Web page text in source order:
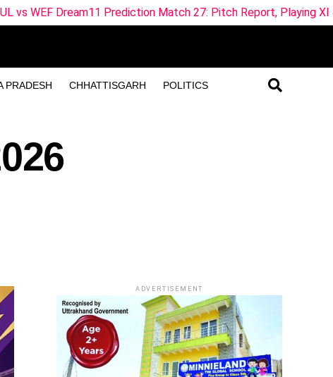
PRADESH CHHATTISGARH POLITICS
Prediction Match 27: Pitch Report, Playing XI & Fantasy Tips
ADVERTISEMENT